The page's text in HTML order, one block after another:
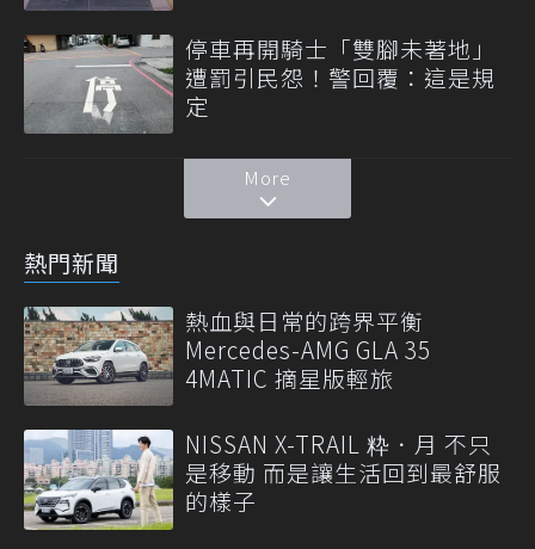
停車再開騎士「雙腳未著地」
遭罰引民怨！警回覆：這是規
定
More
熱門新聞
熱血與日常的跨界平衡
Mercedes-AMG GLA 35
4MATIC 摘星版輕旅
NISSAN X-TRAIL 粋．月 不只
是移動 而是讓生活回到最舒服
的樣子